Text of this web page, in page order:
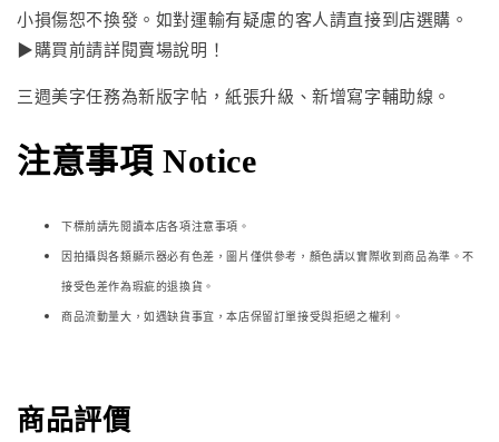
小損傷恕不換發。如對運輸有疑慮的客人請直接到店選購。
▶購買前請詳閱賣場說明！
三週美字任務為新版字帖，紙張升級、新增寫字輔助線。
注意事項 Notice
下標前請先閱讀本店各項注意事項。
因拍攝與各類顯示器必有色差，圖片僅供參考，顏色請以實際收到商品為準。不
接受色差作為瑕疵的退換貨。
商品流動量大，如遇缺貨事宜，本店保留訂單接受與拒絕之權利。
商品評價